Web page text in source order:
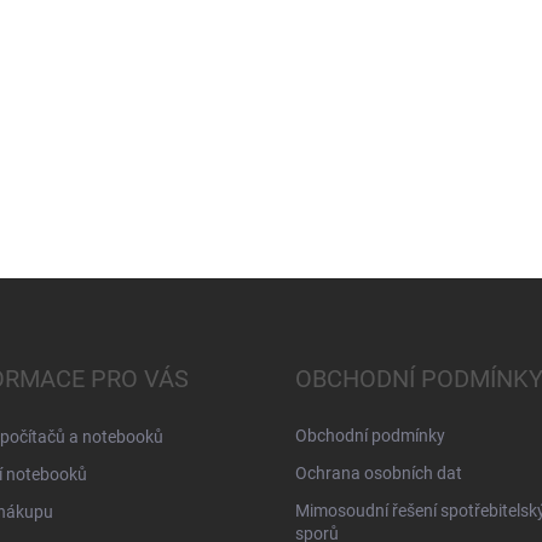
PRO VÁS
a notebooků
notebooků
OBCHODNÍ PODMÍNKY
Obchodní podmínky
Ochrana osobních dat
Mimosoudní řešení
sporů